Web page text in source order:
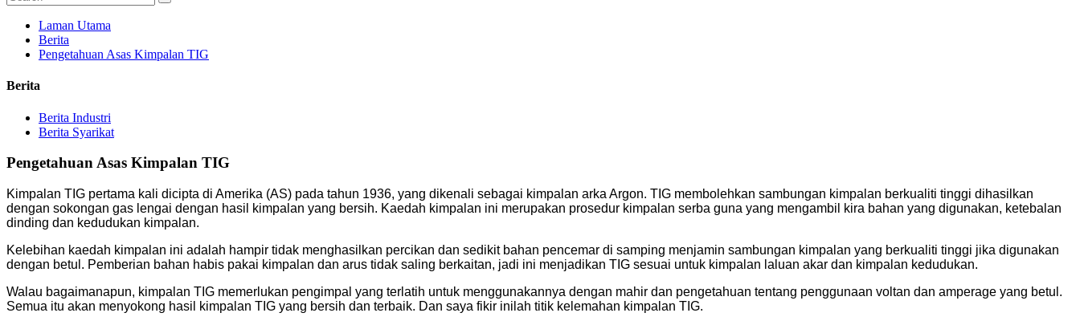
Laman Utama
Berita
Pengetahuan Asas Kimpalan TIG
Berita
Berita Industri
Berita Syarikat
Pengetahuan Asas Kimpalan TIG
Kimpalan TIG pertama kali dicipta di Amerika (AS) pada tahun 1936, yang dikenali sebagai kimpalan arka Argon. TIG membolehkan sambungan kimpalan berkualiti tinggi dihasilkan
dengan sokongan gas lengai dengan hasil kimpalan yang bersih. Kaedah kimpalan ini merupakan prosedur kimpalan serba guna yang mengambil kira bahan yang digunakan, ketebalan
dinding dan kedudukan kimpalan.
Kelebihan kaedah kimpalan ini adalah hampir tidak menghasilkan percikan dan sedikit bahan pencemar di samping menjamin sambungan kimpalan yang berkualiti tinggi jika digunakan
dengan betul. Pemberian bahan habis pakai kimpalan dan arus tidak saling berkaitan, jadi ini menjadikan TIG sesuai untuk kimpalan laluan akar dan kimpalan kedudukan.
Walau bagaimanapun, kimpalan TIG memerlukan pengimpal yang terlatih untuk menggunakannya dengan mahir dan pengetahuan tentang penggunaan voltan dan amperage yang betul.
Semua itu akan menyokong hasil kimpalan TIG yang bersih dan terbaik. Dan saya fikir inilah titik kelemahan kimpalan TIG.